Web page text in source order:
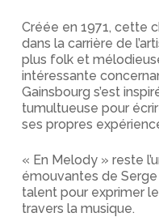
Créée en 1971, cette
dans la carrière de
plus folk et
intéressante
Gainsbourg s’est
tumultueuse pour
ses propres
« En Melody » reste
émouvantes de
talent pour exprimer
travers la musique.